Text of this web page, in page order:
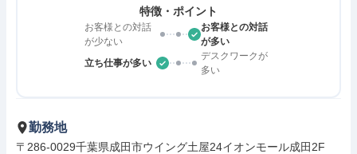
特徴・ポイント
お客様との対話
が少ない
お客様との対話
が多い
立ち仕事が多い
デスクワークが
多い
勤務地
〒286-0029千葉県成田市ウイング土屋24イオンモール成田2F